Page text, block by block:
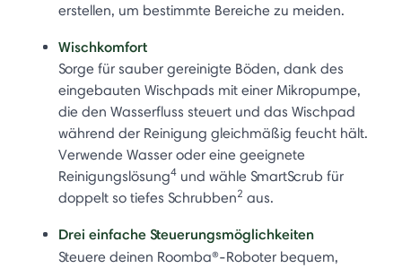
erstellen, um bestimmte Bereiche zu meiden.
Wischkomfort
Sorge für sauber gereinigte Böden, dank des
eingebauten Wischpads mit einer Mikropumpe,
die den Wasserfluss steuert und das Wischpad
während der Reinigung gleichmäßig feucht hält.
Verwende Wasser oder eine geeignete
Reinigungslösung4 und wähle SmartScrub für
doppelt so tiefes Schrubben2 aus.
Drei einfache Steuerungsmöglichkeiten
Steuere deinen Roomba®-Roboter bequem,